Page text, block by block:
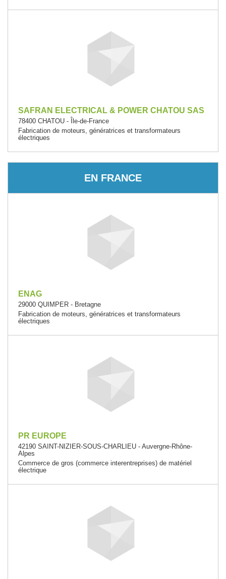
SAFRAN ELECTRICAL & POWER CHATOU SAS
78400 CHATOU - Île-de-France
Fabrication de moteurs, génératrices et transformateurs
électriques
EN FRANCE
ENAG
29000 QUIMPER - Bretagne
Fabrication de moteurs, génératrices et transformateurs
électriques
PR EUROPE
42190 SAINT-NIZIER-SOUS-CHARLIEU - Auvergne-Rhône-
Alpes
Commerce de gros (commerce interentreprises) de matériel
électrique